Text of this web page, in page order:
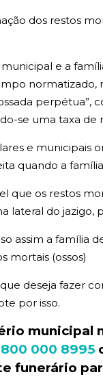
dos restos
e a
normatizado,
perpétua”,
se uma taxa de
e municipais
quando a
que os restos
lateral do jazigo,
assim a família
mortais (ossos)
deseja fazer
por isso.
municipal
000 8995
funerário